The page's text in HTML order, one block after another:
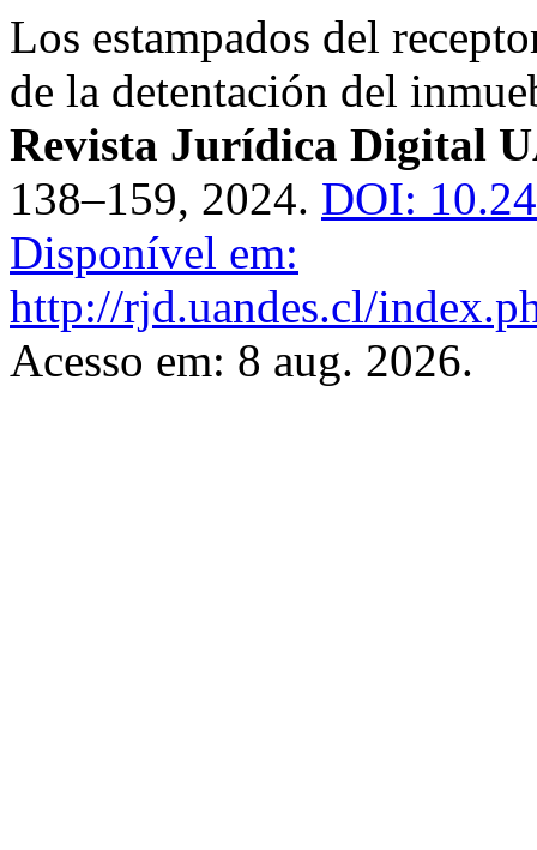
Los estampados del
de la detentación del
Revista Jurídica Digital
138–159, 2024. DOI:
Disponível em:
http://rjd.uandes.cl/
Acesso em: 8 aug. 2026.